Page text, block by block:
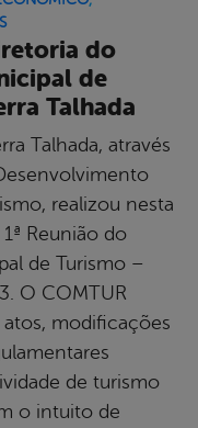
do
de
Talhada
Talhada, através
realizou nesta
Reunião do
de Turismo –
O COMTUR
modificações
de turismo
o intuito de